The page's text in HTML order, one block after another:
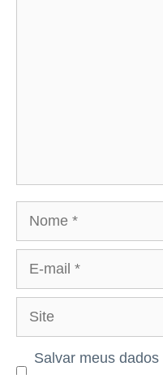
Nome
mail
Site
Salvar meus